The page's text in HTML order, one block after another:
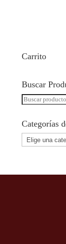
Carrito
Buscar
Buscar
Categorías